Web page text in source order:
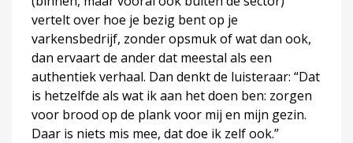
vertelt over hoe je bezig bent op je
varkensbedrijf, zonder opsmuk of wat dan ook,
dan ervaart de ander dat meestal als een
authentiek verhaal. Dan denkt de luisteraar: “Dat
is hetzelfde als wat ik aan het doen ben: zorgen
voor brood op de plank voor mij en mijn gezin.
Daar is niets mis mee, dat doe ik zelf ook.”